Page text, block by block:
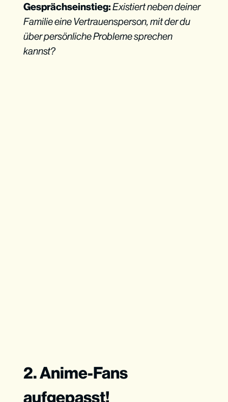
Gesprächseinstieg:Existiert neben deiner
Familie eine Vertrauensperson, mit der du
über persönliche Probleme sprechen
kannst?
2. Anime-Fans
aufgepasst!